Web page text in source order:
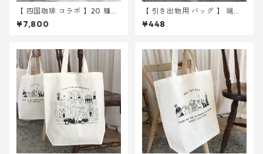
【 四国珈琲 コラボ 】20 種か
ら選べる ドリップバッグ 30
個～ ｜結婚式 プチギフト
¥7,800
【 引き出物用 バッグ 】 端数 (
1~9 枚 ) 分購入ページ
¥448